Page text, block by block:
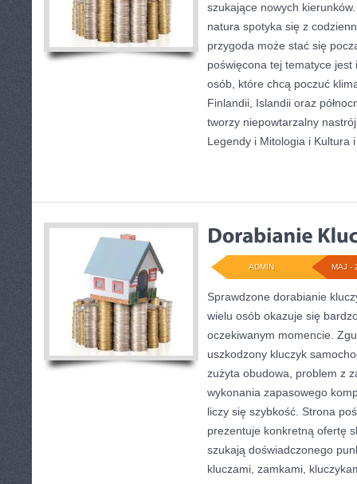
szukające nowych
natura spotyka się z
przygoda może stać się
poświęcona tej tematyce
osób, które chcą poczuć
Finlandii, Islandii oraz
tworzy niepowtarzalny
Legendy i Mitologia i Kultura
MAJ -
ADMIN
Sprawdzone dorabianie
wielu osób okazuje się
oczekiwanym momencie.
uszkodzony kluczyk
zużyta obudowa, problem z
wykonania zapasowego
liczy się szybkość. Strona
prezentuje konkretną ofertę
szukają doświadczonego
kluczami, zamkami,